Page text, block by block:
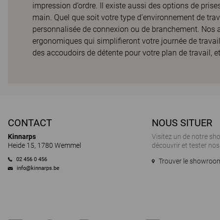
impression d’ordre. Il existe aussi des options de
main. Quel que soit votre type d’environnement de
personnalisée de connexion ou de branchement.
ergonomiques qui simplifieront votre journée de
des accoudoirs de détente pour votre plan de travail,
CONTACT
Kinnarps
Heide 15, 1780 Wemmel
02 456 0 456
info@kinnarps.be
NOUS SITUER
Visitez un de notre
découvrir et tester
Trouver le